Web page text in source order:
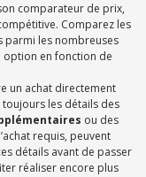
comparateur de prix,
Comparez les
parmi les nombreuses
en fonction de
un achat directement
toujours les détails des
ou des
requis, peuvent
détails avant de passer
réaliser encore plus